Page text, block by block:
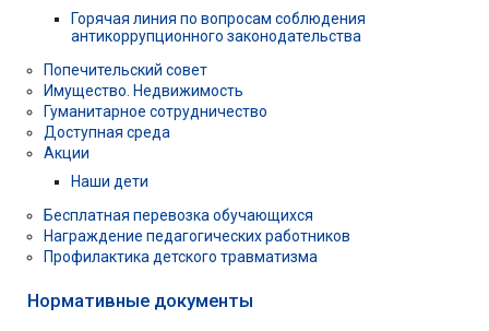
Горячая линия по вопросам соблюдения
антикоррупционного законодательства
Попечительский совет
Имущество. Недвижимость
Гуманитарное сотрудничество
Доступная среда
Акции
Наши дети
Бесплатная перевозка обучающихся
Награждение педагогических работников
Профилактика детского травматизма
Нормативные документы